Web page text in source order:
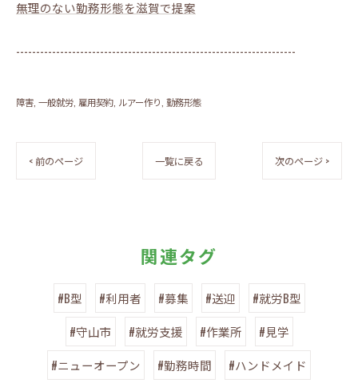
無理のない勤務形態を滋賀で提案
----------------------------------------------------------------------
障害 一般就労 雇用契約 ルアー作り 勤務形態
< 前のページ 一覧に戻る 次のページ >
関連タグ
#B型 #利用者 #募集 #送迎
#就労B型
#守山市
#就労支援 #作業所
#見学
#ニューオープン
#勤務時間 #ハンドメイド